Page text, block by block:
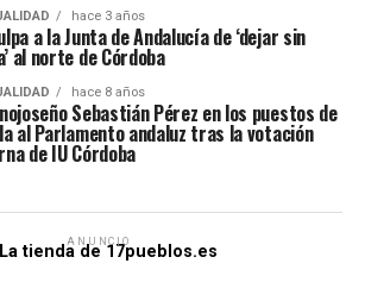
hace 3 años
a la Junta de Andalucía de ‘dejar sin
al norte de Córdoba
hace 8 años
Sebastián Pérez en los puestos de
al Parlamento andaluz tras la votación
de IU Córdoba
ANUNCIO